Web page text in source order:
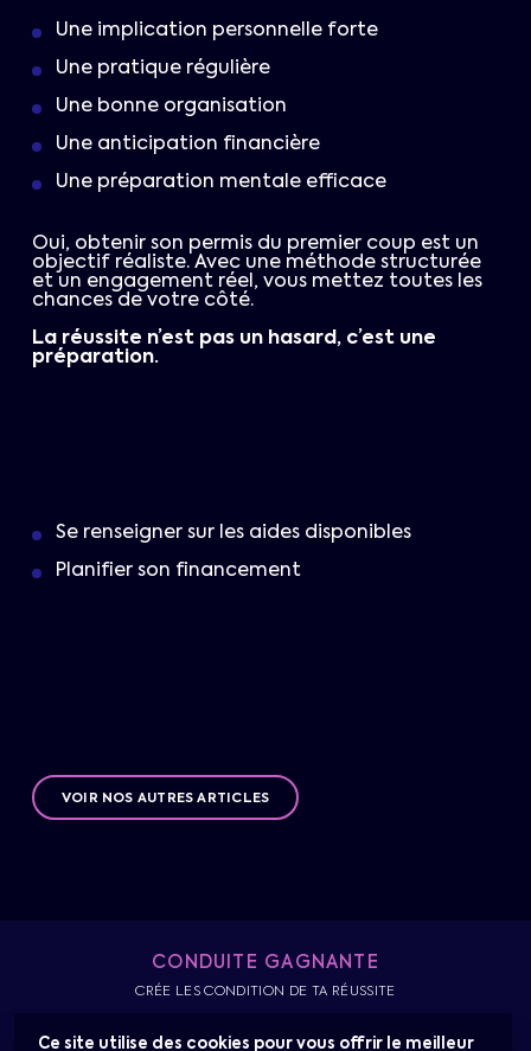
Une implication personnelle forte
Une pratique régulière
Une bonne organisation
Une anticipation financière
Une préparation mentale efficace
Oui, obtenir son permis du premier coup est un
objectif réaliste. Avec une méthode structurée
et un engagement réel, vous mettez toutes les
chances de votre côté.
La réussite n’est pas un hasard, c’est une
préparation.
Se renseigner sur les aides disponibles
Planifier son financement
VOIR NOS AUTRES ARTICLES
Ce site utilise des cookies pour vous offrir le meilleur
CONDUITE GAGNANTE
CRÉE LES CONDITION DE TA RÉUSSITE